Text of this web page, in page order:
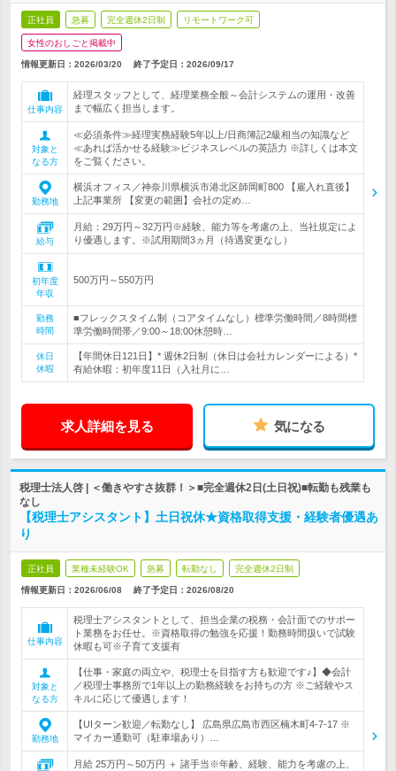
正社員 急募 完全週休2日制 リモートワーク可
女性のおしごと掲載中
情報更新日：2026/03/20 終了予定日： 2026/09/17
仕事内容
経理スタッフとして、経理業務全般～会計システムの運用・改善
まで幅広く担当します。
対象と
なる方
≪必須条件≫経理実務経験5年以上/日商簿記2級相当の知識など
≪あれば活かせる経験≫ビジネスレベルの英語力 ※詳しくは本文
をご覧ください。
勤務地
横浜オフィス／神奈川県横浜市港北区師岡町800 【雇入れ直後】
上記事業所 【変更の範囲】会社の定め…
給与
月給：29万円～32万円※経験、能力等を考慮の上、当社規定によ
り優遇します。※試用期間3ヵ月（待遇変更なし）
初年度
年収
500万円～550万円
勤務
時間
■フレックスタイム制（コアタイムなし）標準労働時間／8時間標
準労働時間帯／9:00～18:00休憩時…
休日
休暇
【年間休日121日】* 週休2日制（休日は会社カレンダーによる）*
有給休暇：初年度11日（入社月に…
求人詳細を見る 気になる
税理士法人啓 | ＜働きやすさ抜群！＞■完全週休2日(土日祝)■転勤も残業も
なし
【税理士アシスタント】土日祝休★資格取得支援・経験者優遇あ
り
正社員 業種未経験OK 急募 転勤なし 完全週休2日制
情報更新日：2026/06/08 終了予定日： 2026/08/20
仕事内容
税理士アシスタントとして、担当企業の税務・会計面でのサポー
ト業務をお任せ。※資格取得の勉強を応援！勤務時間扱いで試験
休暇も可※子育て支援有
対象と
なる方
【仕事・家庭の両立や、税理士を目指す方も歓迎です♪】◆会計
／税理士事務所で1年以上の勤務経験をお持ちの方 ※ご経験やス
キルに応じて優遇します！
勤務地
【UIターン歓迎／転勤なし】 広島県広島市西区楠木町4-7-17 ※
マイカー通勤可（駐車場あり）…
月給 25万円～50万円 ＋ 諸手当※年齢、経験、能力を考慮の上、